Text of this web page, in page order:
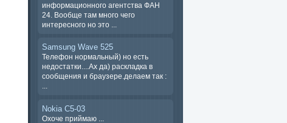
информационного агентства ФАН
24. Вообще там много чего
интересного но это ...
Samsung Wave 525
Телефон нормальный) но есть
недостатки....Ах да) раскладка в
сообщения и браузере.делаем так :
Nokia C5-03
Охоче ​​приймаю ...